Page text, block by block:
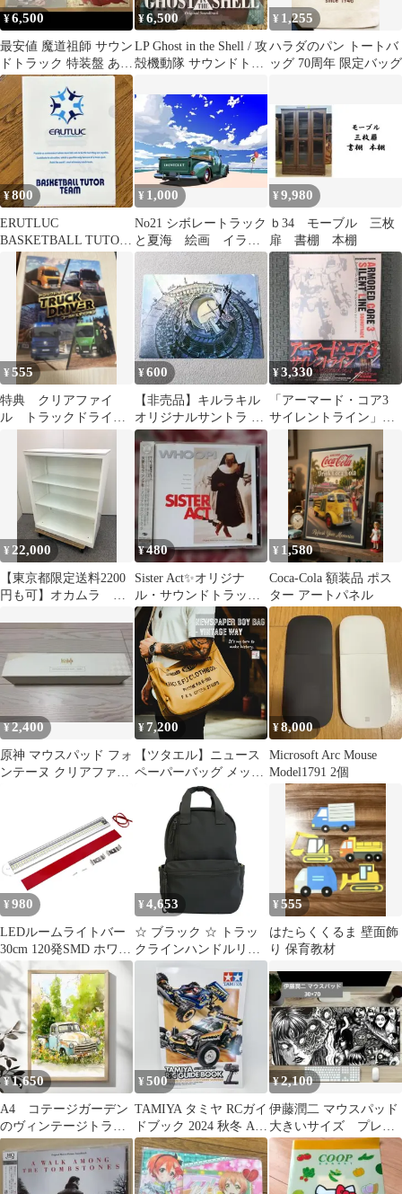
¥6,500
最安値 魔道祖師 サウン
ドトラック 特装盤 あみ
あみ特典 婚姻届風A4ポ
スター
¥6,500
LP Ghost in the Shell / 攻
殻機動隊 サウンドトラ
¥ 1,255
ハラダのパン トートバ
ッグ 70周年 限定バッグ
¥800
ERUTLUC
BASKETBALL TUTOR
TEAM A4 クリアファイ
¥ 1,000
No21 シボレートラック
と夏海 絵画 イラス
ト画 自作絵画
¥9,980
ｂ34 モーブル 三枚
扉 書棚 本棚
¥555
特典 クリアファイ
ル トラックドライバ
¥600
【非売品】キルラキル
オリジナルサントラ 特
典 A5クリアファイル
新品
¥3,330
「アーマード・コア3
サイレントライン」サ
し本のみ】
¥ 22,000
【東京都限定送料2200
円も可】オカムラ レ
ープン書庫 天板付
ホワイト 本棚 オフ
ィス収納 オフィス家
具
¥480
Sister Act✨オリジナ
ル・サウンドトラック
✨名盤✨
¥ 1,580
Coca-Cola 額装品 ポス
ター アートパネル
¥2,400
原神 マウスパッド フォ
ンテーヌ クリアファイ
¥7,200
【ツタエル】ニュース
ペーパーバッグ メッセ
ンジャーバッグ ダック
カラー ワークカーキ ウ
ィート ショルダーバッ
グ キャンバス 帆布 メ
ンズ 厚手 アメカジ バ
イカー デニム ジーンズ
合う 色落ち フェード
ヴィンテージ レトロ ワ
ークジャケット ブーツ
¥8,000
Microsoft Arc Mouse
Model1791 2個
¥ 980
LEDルームライトバー
30cm 120発SMD ホワイ
ト 12V/24V/85V対応
ON/OFFスイッチ付き
トラック 船舶 荷室 照
明 管理A4
¥ 4,653
☆ ブラック ☆ トラッ
クラインハンドルリュ
ック L.R.M バッグ RK-
1084 リュック リュック
サック デイパック バッ
クパック マザーズバッ
グ ママリュック レディ
ース メンズ おしゃれ
シンプル 無地 ライン
大容量 A4 通勤 通学
¥555
はたらくくるま 壁面飾
り 保育教材
¥1,650
A4 コテージガーデン
のヴィンテージトラッ
ク 野生の草木、花
インテリアポスター
¥500
TAMIYA タミヤ RCガイ
ドブック 2024 秋冬 A4
版
¥2,100
伊藤潤二 マウスパッド
大きいサイズ プレイ
マット